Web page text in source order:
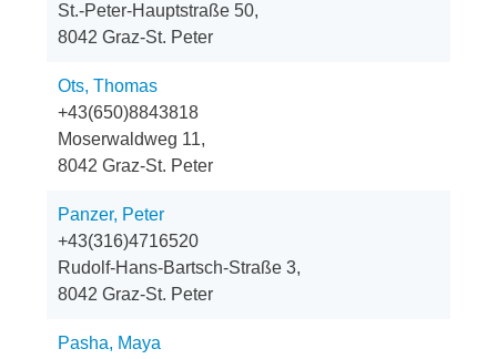
St.-Peter-Hauptstraße 50,
8042 Graz-St. Peter
Ots, Thomas
+43(650)8843818
Moserwaldweg 11,
8042 Graz-St. Peter
Panzer, Peter
+43(316)4716520
Rudolf-Hans-Bartsch-Straße 3,
8042 Graz-St. Peter
Pasha, Maya